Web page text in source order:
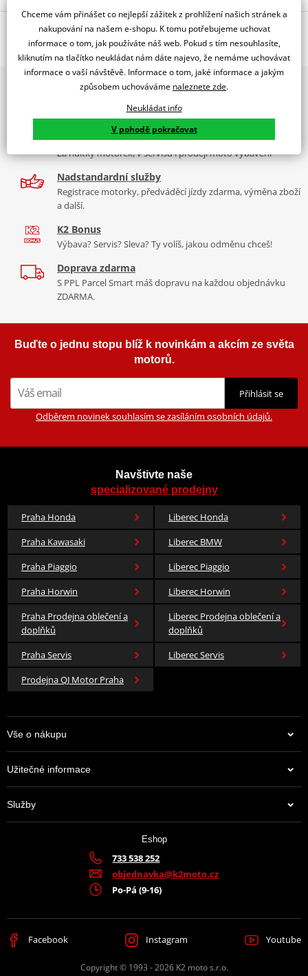
Jsme autorizovaný
dealer značky PUIG
RACING SCREEN HONDA CBR500R 13-15 C/BLUE
Tabulka velikostí
Co když mi to nebude
O výrobci
PUIG byl založen v roce 1964 ve Španělsku. Vyrábí se ve městě
Granollers poblíž Barcelony na ploše 8 000 m² v objektu, který se
dělí na 3 části: komerční, odlitkovou a kovových součástek. Již 40
let se účastní nejslavnějších závodů motocyklů po celém světě. V
naší nabídce naleznete doplňky a příslušenství například: plexi,
padací protektory a mnoho dalšího.
Zobrazit všechny produktyznačky PUIG
2x multibrand showroom
díly, to vše v Praze a Liberci
Více než 30 let zkušeností
Za řídítky motorek, v servisu i prodeji moto vybavení
Nadstandardní služby
Registrace motorky, předváděcí jízdy zdarma, výměna zboží
a další.
K2 Bonus
Výbava? Servis? Sleva? Ty volíš, jakou odměnu chceš!
Doprava zdarma
S PPL Parcel Smart máš dopravu na každou objednávku
ZDARMA.
Buďte o jednu stopu blíž k novinkám a akcím ze světa
motorů.
Přihlásit se
Odběrem novinek souhlasím se zasíláním osobních údajů.
Navštivte naše
specializované prodejny
Praha Honda
Liberec Honda
Praha Kawasaki
Liberec BMW
Praha Piaggio
Liberec Piaggio
Praha Horwin
Liberec Horwin
Praha Prodejna oblečení a
doplňků
Liberec Prodejna oblečení a
doplňků
Praha Servis
Liberec Servis
Prodejna QJ Motor Praha
Vše o nákupu
Užitečné informace
Služby
Eshop
733 538 252
objednavka@k2moto.cz
Po-Pá (9-16)
Facebook Instagram Youtube
Copyright © 1993 - 2026 K2 moto s.r.o.
Chceme vám přinášet co nejlepší zážitek z prohlížení našich stránek a
nakupování na našem e-shopu. K tomu potřebujeme uchovat
informace o tom, jak používáte náš web. Pokud s tím nesouhlasíte,
kliknutím na tlačítko neukládat nám dáte najevo, že nemáme uchovávat
informace o vaší návštěvě. Informace o tom, jaké informace a jakým
způsobem uchováváme naleznete zde.
Neukládat info
V pohodě pokračovat